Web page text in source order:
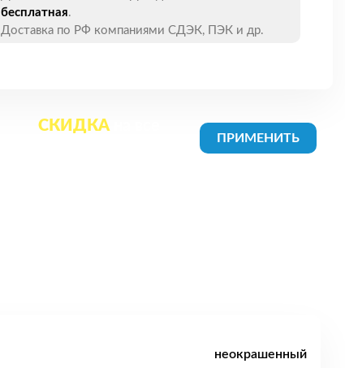
бесплатная.
Доставка по РФ компаниями СДЭК, ПЭК и др.
СКИДКА
неокрашенный